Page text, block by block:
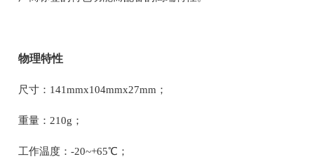
物理特性
尺寸：141mmx104mmx27mm；
重量：210g；
工作温度：-20~+65℃；